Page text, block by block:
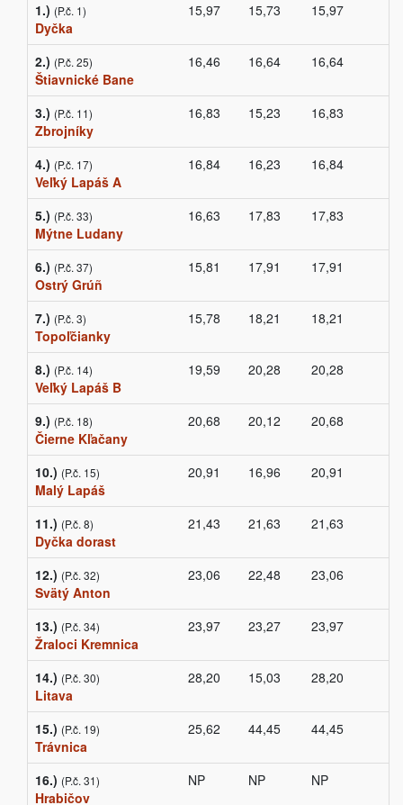
1.) (P.č. 1)
Dyčka
15,97 15,73 15,97
2.) (P.č. 25)
Štiavnické Bane
16,46 16,64 16,64
3.) (P.č. 11)
Zbrojníky
16,83 15,23 16,83
4.) (P.č. 17)
Veľký Lapáš A
16,84 16,23 16,84
5.) (P.č. 33)
Mýtne Ludany
16,63 17,83 17,83
6.) (P.č. 37)
Ostrý Grúñ
15,81 17,91 17,91
7.) (P.č. 3)
Topoľčianky
15,78 18,21 18,21
8.) (P.č. 14)
Veľký Lapáš B
19,59 20,28 20,28
9.) (P.č. 18)
Čierne Kľačany
20,68 20,12 20,68
10.) (P.č. 15)
Malý Lapáš
20,91 16,96 20,91
11.) (P.č. 8)
Dyčka dorast
21,43 21,63 21,63
12.) (P.č. 32)
Svätý Anton
23,06 22,48 23,06
13.) (P.č. 34)
Žraloci Kremnica
23,97 23,27 23,97
14.) (P.č. 30)
Litava
28,20 15,03 28,20
15.) (P.č. 19)
Trávnica
25,62 44,45 44,45
16.) (P.č. 31)
Hrabičov
NP NP NP